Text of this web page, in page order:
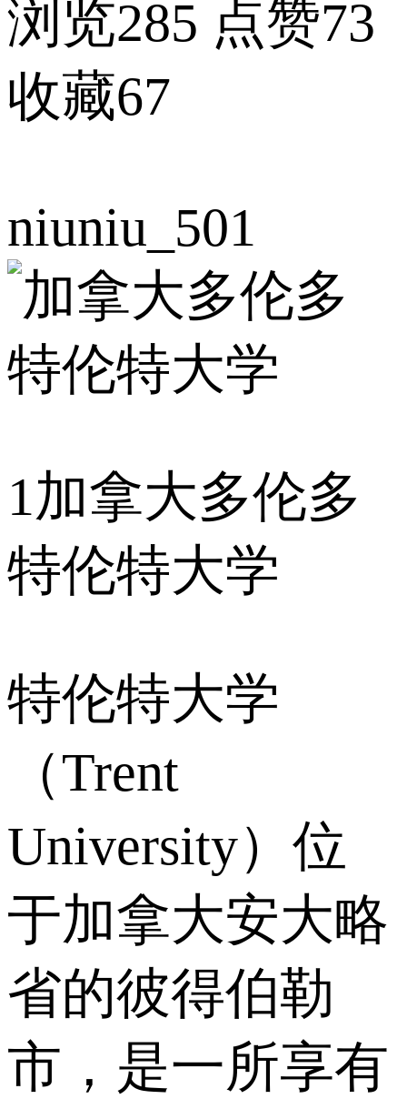
浏览285 点赞73
收藏67
niuniu_501
1加拿大多伦多
特伦特大学
特伦特大学
（Trent
University）位
于加拿大安大略
省的彼得伯勒
市，是一所享有